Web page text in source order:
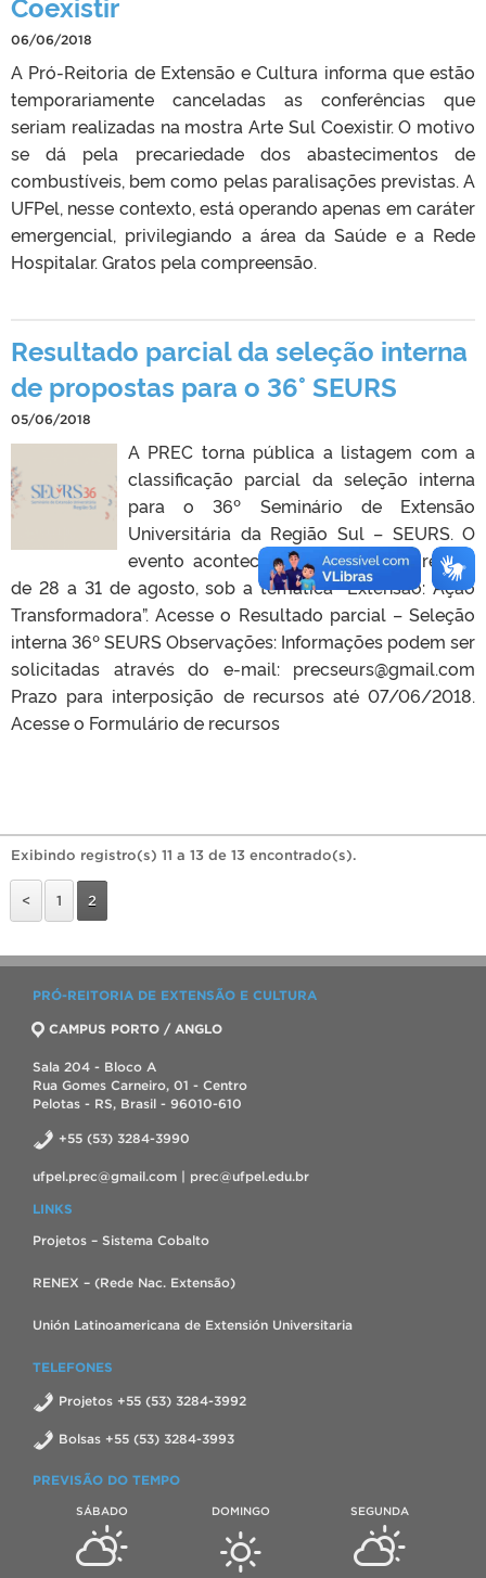
06/06/2018
A Pró-Reitoria de Extensão e Cultura informa que estão
temporariamente canceladas as conferências que
seriam realizadas na mostra Arte Sul Coexistir. O motivo
se dá pela precariedade dos abastecimentos de
combustíveis, bem como pelas paralisações previstas. A
UFPel, nesse contexto, está operando apenas em caráter
emergencial, privilegiando a área da Saúde e a Rede
Hospitalar. Gratos pela compreensão.
Resultado parcial da seleção interna
de propostas para o 36° SEURS
05/06/2018
A PREC torna pública a listagem com a
classificação parcial da seleção interna
para o 36º Seminário de Extensão
Universitária da Região Sul – SEURS. O
evento acontecerá em Porto Alegre/RS,
de 28 a 31 de agosto, sob a temática “Extensão: Ação
Transformadora”. Acesse o Resultado parcial – Seleção
interna 36º SEURS Observações: Informações podem ser
solicitadas através do e-mail: precseurs@gmail.com
Prazo para interposição de recursos até 07/06/2018.
Acesse o Formulário de recursos
Exibindo registro(s) 11 a 13 de 13 encontrado(s).
< 1 2
PRÓ-REITORIA DE EXTENSÃO E CULTURA
CAMPUS PORTO / ANGLO
Sala 204 - Bloco A
Rua Gomes Carneiro, 01 - Centro
Pelotas - RS, Brasil - 96010-610
+55 (53) 3284-3990
ufpel.prec@gmail.com | prec@ufpel.edu.br
LINKS
Projetos – Sistema Cobalto
RENEX – (Rede Nac. Extensão)
Unión Latinoamericana de Extensión Universitaria
TELEFONES
Projetos +55 (53) 3284-3992
Bolsas +55 (53) 3284-3993
PREVISÃO DO TEMPO
SÁBADO DOMINGO SEGUNDA